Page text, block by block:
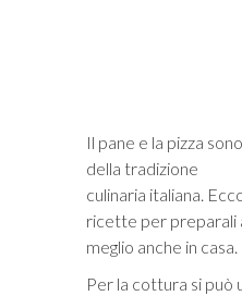
Il pane e la pizza
della tradizione
culinaria italiana.
ricette per preparali
meglio anche in casa.
Per la cottura si può